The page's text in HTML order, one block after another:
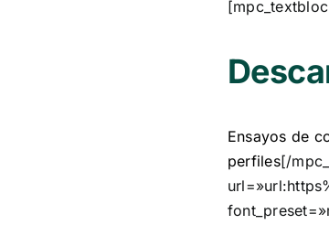
Ensayos de
perfiles[/